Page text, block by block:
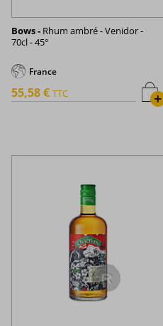
Bows -Rhum ambré - Venidor -
70cl - 45°
France
+
55,58 € TTC